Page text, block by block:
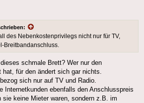
des Nebenkostenprivilegs nicht nur für TV,
Breitbandanschluss.
schmale Brett? Wer nur den
hat, für den ändert sich gar nichts.
sich nur auf TV und Radio.
Internetkunden ebenfalls den Anschlusspreis
sie keine Mieter waren, sondern z.B. im